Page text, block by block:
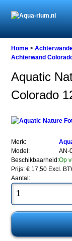
Home
Achterwanden
Foto
Achterwanden
Nature
Colorado
120
x
50
Aquatic
Nature
Home >
Achterwand
Aquatic
Colorado
Merk:
Model:
AN-
Beschikbaarheid:Op
Prijs: € 17,50 Excl.
Aantal: